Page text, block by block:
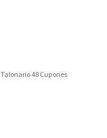
Talonario 48 Cupones